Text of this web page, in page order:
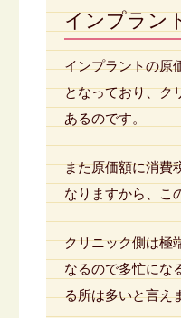
インプラン
インプラントの原
となっており、ク
あるのです。
また原価額に消費
なりますから、こ
クリニック側は極
なるので多忙にな
る所は多いと言え